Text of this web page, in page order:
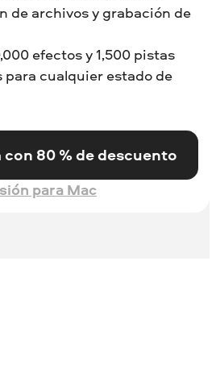
de archivos y grabación de
efectos y 1,500 pistas
para cualquier estado de
80 % de descuento
para Mac